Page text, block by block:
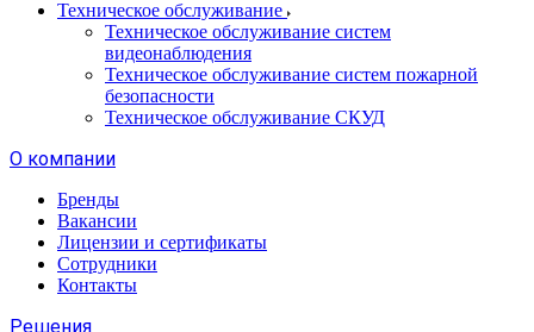
Техническое обслуживание
Техническое обслуживание систем
видеонаблюдения
Техническое обслуживание систем пожарной
безопасности
Техническое обслуживание СКУД
О компании
Бренды
Вакансии
Лицензии и сертификаты
Сотрудники
Контакты
Решения